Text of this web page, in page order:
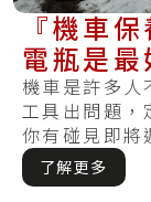
『機車
電瓶是最
適合你
機車是許多人
工具出問題，
你有碰見即將
怎麼.....
了解更多